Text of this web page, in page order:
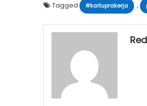
Tagged #kartuprakerja ,